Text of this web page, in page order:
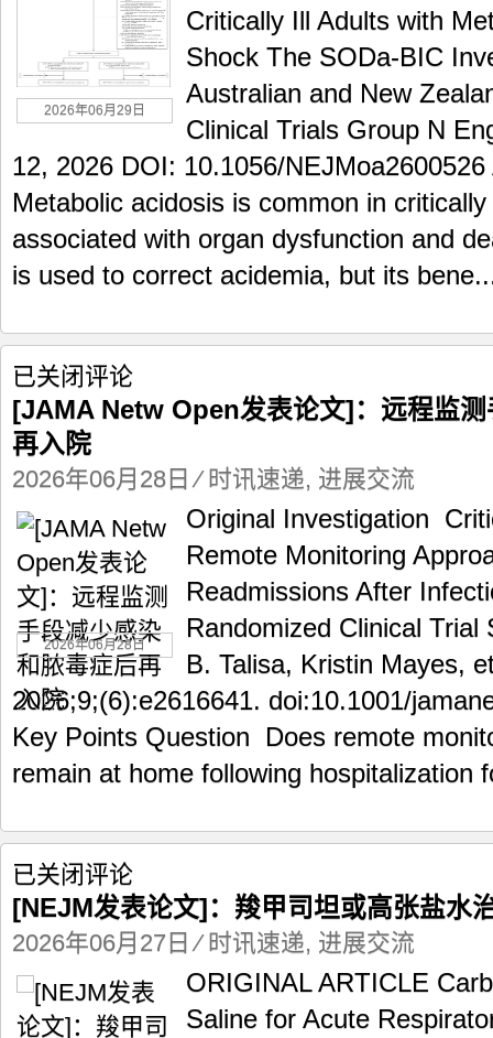
合
克
代
性
酸
重
症
成
年
患
者
2026年06月29日
Critically Ill Adults with
Shock The SODa-BIC
Australian and New
Clinical Trials Group N
12, 2026 DOI: 10.1056/
Metabolic acidosis is common in
associated with organ dysfunction and
is used to correct acidemia, but its
[JAMA
Netw
Open
发
表
论
文]：
远
程
测
手
段
减
少
染
脓
症
再
入
院
已关闭评论
[JAMA Netw Open发表论文]：远程监
再入院
2026年06月28日 ⁄时讯速递, 进展交流
2026年06月28日
Original Investigation
Remote Monitoring
Readmissions After
Randomized Clinical Trial
B. Talisa, Kristin Mayes,
2026;9;(6):e2616641. doi:10.1001/
Key Points Question Does remote
remain at home following hospitalization
[NEJM
发
表
论
司
已关闭评论
[NEJM发表论文]：羧甲司坦或高张盐水
2026年06月27日 ⁄时讯速递, 进展交流
ORIGINAL ARTICLE
Saline for Acute